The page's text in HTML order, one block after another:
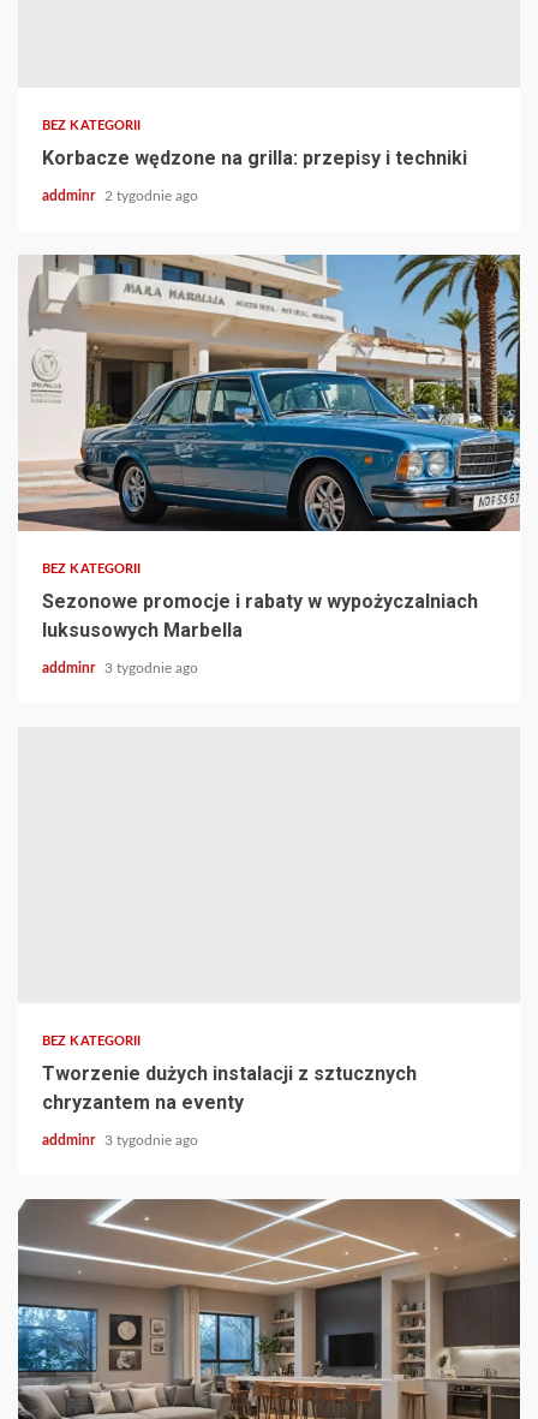
BEZ KATEGORII
Korbacze wędzone na grilla: przepisy i techniki
addminr 2 tygodnie ago
BEZ KATEGORII
Sezonowe promocje i rabaty w wypożyczalniach
luksusowych Marbella
addminr 3 tygodnie ago
BEZ KATEGORII
Tworzenie dużych instalacji z sztucznych
chryzantem na eventy
addminr 3 tygodnie ago